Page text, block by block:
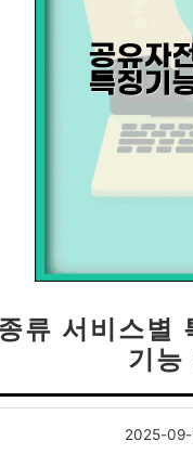
류 서비스별
기능
2025-09-